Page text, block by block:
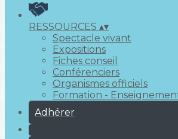
RESSOURCES ▴▾
Spectacle vivant
Expositions
Fiches conseil
Conférenciers
Organismes officiels
Formation -
Adhérer